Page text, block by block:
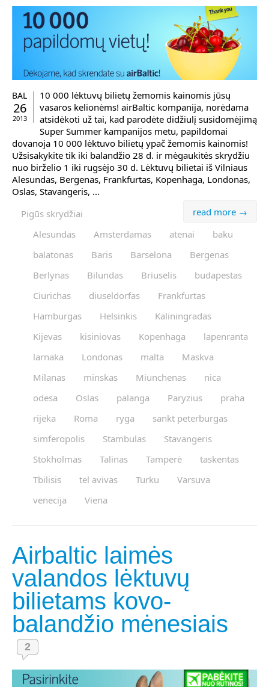
BAL
26
2013
10 000 lėktuvų bilietų žemomis kainomis jūsų
vasaros kelionėms! airBaltic kompanija, norėdama
atsidėkoti už tai, kad parodėte didžiulį susidomėjimą
Super Summer kampanijos metu, papildomai
dovanoja 10 000 lėktuvo bilietų ypač žemomis kainomis!
Užsisakykite tik iki balandžio 28 d. ir mėgaukitės skrydžiu
nuo birželio 1 iki rugsėjo 30 d. Lėktuvų bilietai iš Vilniaus
Alesundas, Bergenas, Frankfurtas, Kopenhaga, Londonas,
Oslas, Stavangeris, ...
read more →
Pigūs skrydžiai
Alesundas
Amsterdamas atenai
baku
balatonas
Baris Barselona
Bergenas
Berlynas
Bilundas Briuselis
budapestas
Ciurichas
diuseldorfas
Frankfurtas
Hamburgas
Helsinkis
Kaliningradas
Kijevas
kisiniovas Kopenhaga
lapenranta
larnaka
Londonas malta
Maskva
Milanas
minskas Miunchenas
nica
odesa
Oslas palanga Paryzius
praha
rijeka
Roma ryga
sankt peterburgas
simferopolis
Stambulas
Stavangeris
Stokholmas
Talinas Tamperė
taskentas
Tbilisis
tel avivas Turku
Varsuva
venecija
Viena
Airbaltic laimės
valandos lėktuvų
bilietams kovo-
balandžio mėnesiais
2